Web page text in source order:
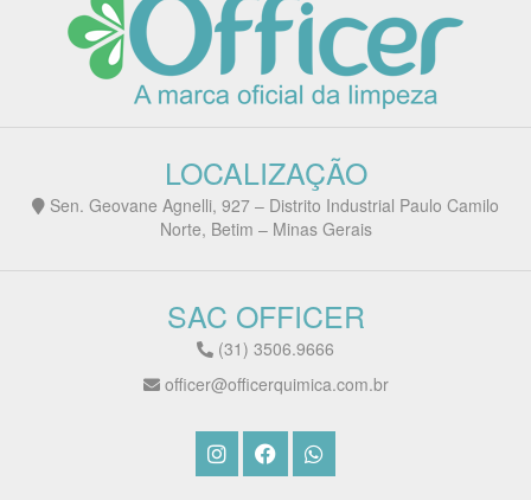
LOCALIZAÇÃO
Sen. Geovane Agnelli, 927 – Distrito Industrial Paulo Camilo
Norte, Betim – Minas Gerais
SAC OFFICER
(31) 3506.9666
officer@officerquimica.com.br